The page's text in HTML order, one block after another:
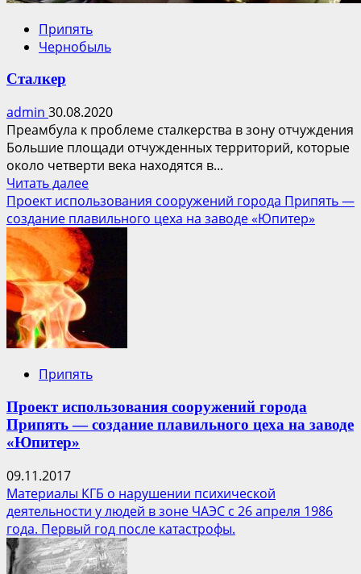
Припять
Чернобыль
Сталкер
admin 30.08.2020
Преамбула к проблеме сталкерства в зону отчуждения
Большие площади отчужденных территорий, которые
около четверти века находятся в...
Читать далееПрочитать
больше
о
Сталкер
Проект использования сооружений города Припять —
создание плавильного цеха на заводе «Юпитер»
Припять
Проект использования сооружений города
Припять — создание плавильного цеха на заводе
«Юпитер»
09.11.2017
Материалы КГБ о нарушении психической
деятельности у людей в зоне ЧАЭС с 26 апреля 1986
года. Первый год после катастрофы.